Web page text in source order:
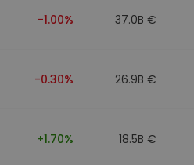
-1.00% 37.0B €
-0.30% 26.9B €
+1.70% 18.5B €